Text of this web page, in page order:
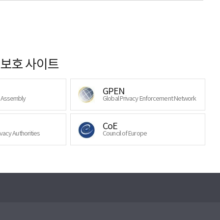
호 사이트
GPEN
Global Privacy Enforcement Network
Authorities
CoE
Council of Europe